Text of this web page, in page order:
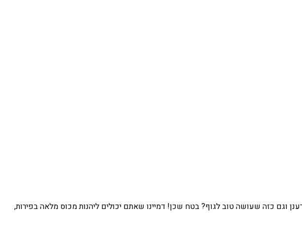
וגם כזה שעושה טוב לגוף? בטח שכן! דמיינו שאתם יכולים ליהנות מכוס מלאה בפירות,